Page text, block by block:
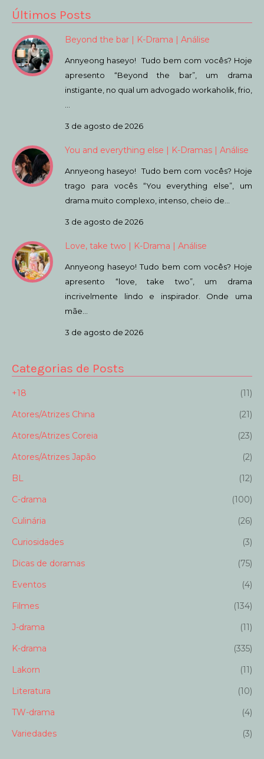
Últimos Posts
Beyond the bar | K-Drama | Análise
Annyeong haseyo! Tudo bem com vocês? Hoje
apresento “Beyond the bar”, um drama
instigante, no qual um advogado workaholik, frio,
…
3 de agosto de 2026
You and everything else | K-Dramas | Análise
Annyeong haseyo! Tudo bem com vocês? Hoje
trago para vocês “You everything else”, um
drama muito complexo, intenso, cheio de…
3 de agosto de 2026
Love, take two | K-Drama | Análise
Annyeong haseyo! Tudo bem com vocês? Hoje
apresento “love, take two”, um drama
incrivelmente lindo e inspirador. Onde uma
mãe…
3 de agosto de 2026
Categorias de Posts
+18
(11)
Atores/Atrizes China
(21)
Atores/Atrizes Coreia
(23)
Atores/Atrizes Japão
(2)
BL
(12)
C-drama
(100)
Culinária
(26)
Curiosidades
(3)
Dicas de doramas
(75)
Eventos
(4)
Filmes
(134)
J-drama
(11)
K-drama
(335)
Lakorn
(11)
Literatura
(10)
TW-drama
(4)
Variedades
(3)